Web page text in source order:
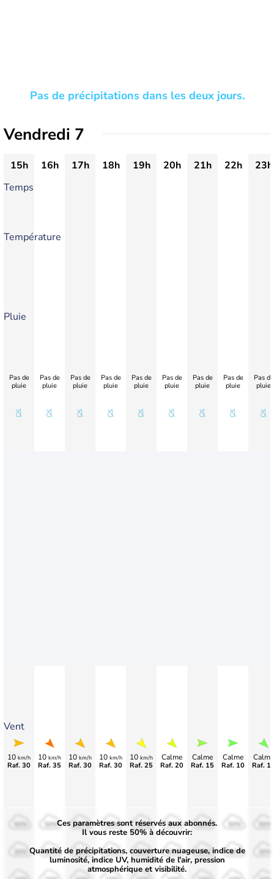
Pas de précipitations dans les deux jours.
Vendredi 7
15h 16h 17h 18h 19h 20h 21h 22h
23h
Temps
Température
Pluie
Vent
Pas de
pluie
10 km/h
Raf. 30
Pas de
pluie
10 km/h
Raf. 35
Pas de
pluie
10 km/h
Raf. 30
Pas de
pluie
10 km/h
Raf. 30
Pas de
pluie
10 km/h
Raf. 25
Pas de
pluie
Calme
Raf. 20
Pas de
pluie
Calme
Raf. 15
Pas de
pluie
Calme
Raf. 10
Pas de
pluie
Calme
Raf.
50%
30%
50%
30%
50%
30%
50%
30%
50%
30%
50%
30%
50%
30%
Ces paramètres sont réservés aux abonnés.
Il vous reste 50% à découvrir:
Quantité de précipitations, couverture nuageuse, indice de
luminosité, indice UV, humidité de l'air, pression
atmosphérique et visibilité.